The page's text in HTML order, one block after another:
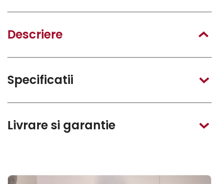
Descriere
Specificatii
Livrare si garantie